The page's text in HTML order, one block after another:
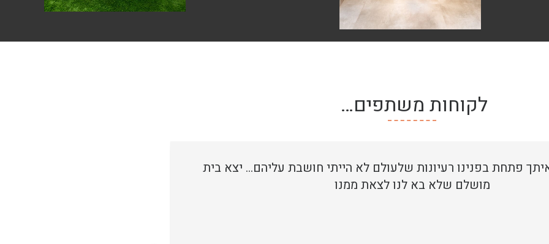
לקוחות משתפים…
פתחת בפנינו רעיונות שלעולם לא הייתי חושבת עליהם… יצא בית
מושלם שלא בא לנו לצאת ממנו